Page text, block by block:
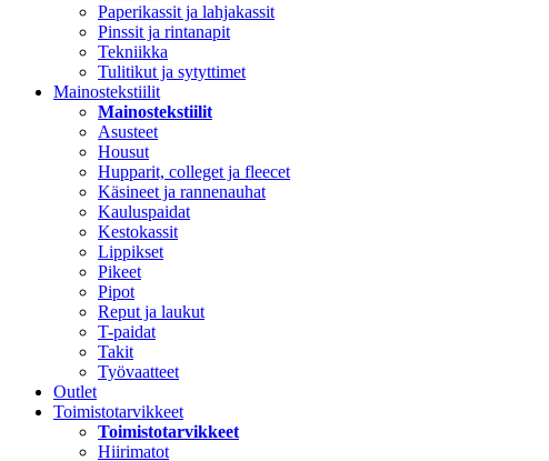
Paperikassit ja lahjakassit
Pinssit ja rintanapit
Tekniikka
Tulitikut ja sytyttimet
Mainostekstiilit
Mainostekstiilit
Asusteet
Housut
Hupparit, colleget ja fleecet
Käsineet ja rannenauhat
Kauluspaidat
Kestokassit
Lippikset
Pikeet
Pipot
Reput ja laukut
T-paidat
Takit
Työvaatteet
Outlet
Toimistotarvikkeet
Toimistotarvikkeet
Hiirimatot